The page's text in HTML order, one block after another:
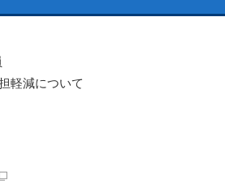
軽減について